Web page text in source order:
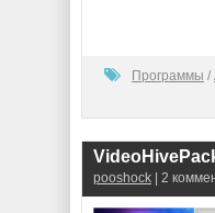
Программы /
pooshock | 2